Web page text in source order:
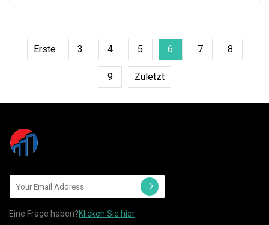
Wolframelektroden-WP (grün
Erste 3 4 5 6 7 8
9 Zuletzt
Eine Frage haben?Klicken Sie hier